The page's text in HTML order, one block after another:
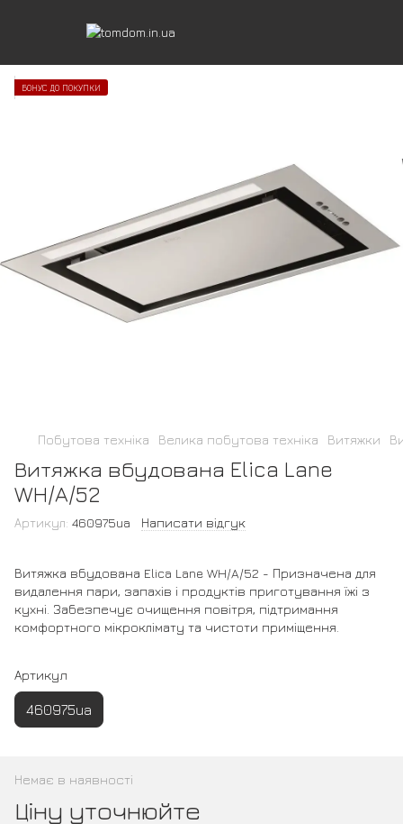
БОНУС ДО ПОКУПКИ
Побутова техніка Велика побутова техніка Витяжки
Витяжка вбудована Elica Lane
WH/A/52
Артикул: 460975ua Написати відгук
Витяжка вбудована Elica Lane WH/A/52 - Призначена для
видалення пари, запахів і продуктів приготування їжі з
кухні. Забезпечує очищення повітря, підтримання
комфортного мікроклімату та чистоти приміщення.
Артикул
460975ua
Немає в наявності
Ціну уточнюйте